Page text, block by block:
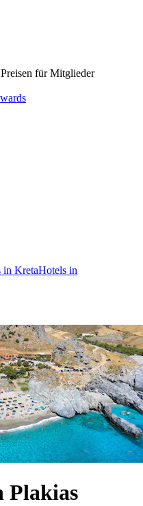
für Mitglieder
in KretaHotels in
Plakias